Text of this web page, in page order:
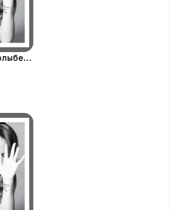
Рождественская Колыбельная